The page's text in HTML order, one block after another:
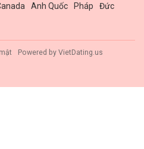
Anh Quốc Pháp
Đức
Powered by VietDating.us